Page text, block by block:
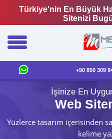
Türkiye'nin En Büyük
Sitenizi
+90 850 309
İşinize En
Web
Yüzlerce tasarım içerisinden
kelime